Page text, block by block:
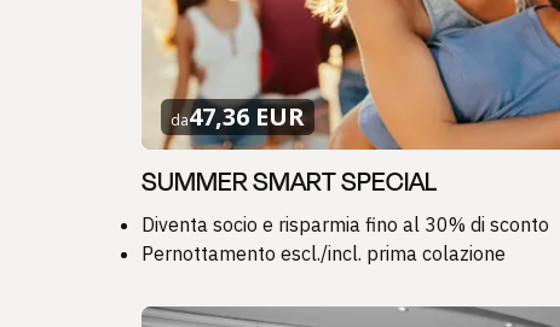
da47,36 EUR
SUMMER SMART SPECIAL
Diventa socio e risparmia fino al 30% di sconto
Pernottamento escl./incl. prima colazione